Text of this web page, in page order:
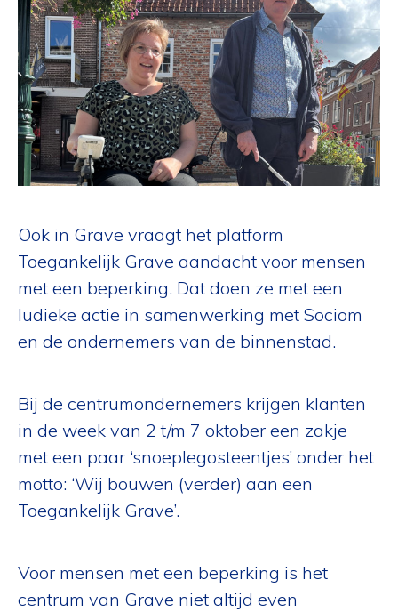
Ook in Grave vraagt het platform
Toegankelijk Grave aandacht voor mensen
met een beperking. Dat doen ze met een
ludieke actie in samenwerking met Sociom
en de ondernemers van de binnenstad.
Bij de centrumondernemers krijgen klanten
in de week van 2 t/m 7 oktober een zakje
met een paar ‘snoeplegosteentjes’ onder het
motto: ‘Wij bouwen (verder) aan een
Toegankelijk Grave’.
Voor mensen met een beperking is het
centrum van Grave niet altijd even